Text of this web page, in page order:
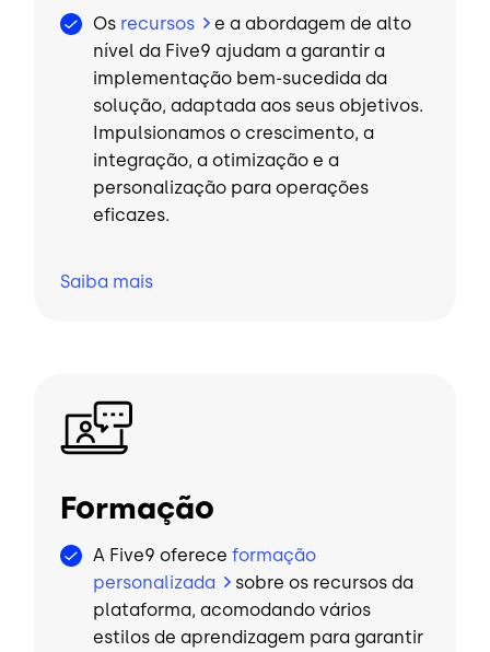
Os recursos
e a abordagem de alto
nível da Five9 ajudam a garantir a
implementação bem-sucedida da
solução, adaptada aos seus objetivos.
Impulsionamos o crescimento, a
integração, a otimização e a
personalização para operações
eficazes.
Saiba mais
Imagem
Formação
A Five9 oferece formação
personalizada
sobre os recursos da
plataforma, acomodando vários
estilos de aprendizagem para garantir